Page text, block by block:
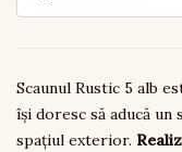
Scaunul Rustic 5 alb
își doresc să aducă
spațiul exterior.